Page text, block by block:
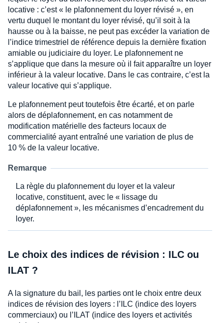
locative : c’est « le plafonnement du loyer révisé », en
vertu duquel le montant du loyer révisé, qu’il soit à la
hausse ou à la baisse, ne peut pas excéder la variation de
l’indice trimestriel de référence depuis la dernière fixation
amiable ou judiciaire du loyer. Le plafonnement ne
s’applique que dans la mesure où il fait apparaître un loyer
inférieur à la valeur locative. Dans le cas contraire, c’est la
valeur locative qui s’applique.
Le plafonnement peut toutefois être écarté, et on parle
alors de déplafonnement, en cas notamment de
modification matérielle des facteurs locaux de
commercialité ayant entraîné une variation de plus de
10 % de la valeur locative.
Remarque
La règle du plafonnement du loyer et la valeur
locative, constituent, avec le « lissage du
déplafonnement », les mécanismes d’encadrement du
loyer.
Le choix des indices de révision : ILC ou
ILAT ?
A la signature du bail, les parties ont le choix entre deux
indices de révision des loyers : l’ILC (indice des loyers
commerciaux) ou l’ILAT (indice des loyers et activités